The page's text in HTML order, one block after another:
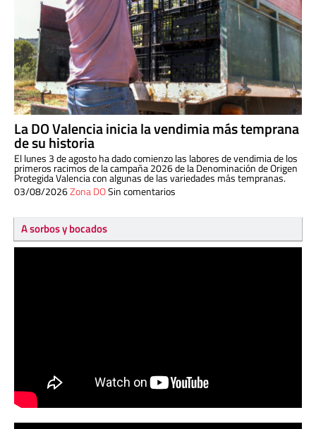
La DO Valencia inicia la vendimia más temprana
de su historia
El lunes 3 de agosto ha dado comienzo las labores de vendimia de los
primeros racimos de la campaña 2026 de la Denominación de Origen
Protegida Valencia con algunas de las variedades más tempranas.
03/08/2026Zona DOSin comentarios
A sorbos y bocados